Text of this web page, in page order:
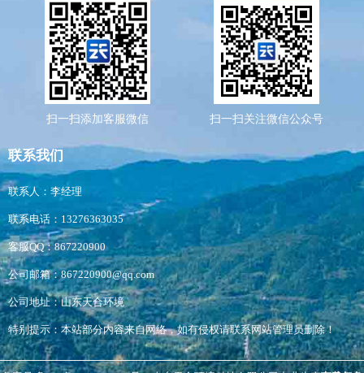
扫一扫添加客服微信 扫一扫关注微信公众号
联系我们
联系人：李经理
联系电话：13276363035
客服QQ：867220900
公司邮箱：867220900@qq.com
公司地址：山东天合环境
特别提示：本站部分内容来自网络，如有侵权请联系网站管理员删除！